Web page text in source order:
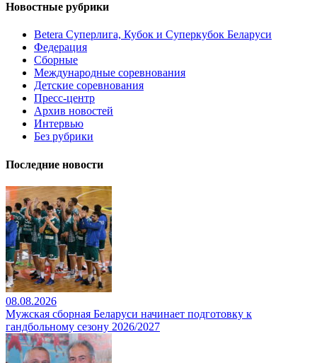
Новостные рубрики
Betera Суперлига, Кубок и Суперкубок Беларуси
Федерация
Сборные
Международные соревнования
Детские соревнования
Пресс-центр
Архив новостей
Интервью
Без рубрики
Последние новости
08.08.2026
Мужская сборная Беларуси начинает подготовку к
гандбольному сезону 2026/2027